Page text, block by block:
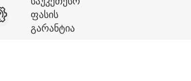
ფასის
გარანტია